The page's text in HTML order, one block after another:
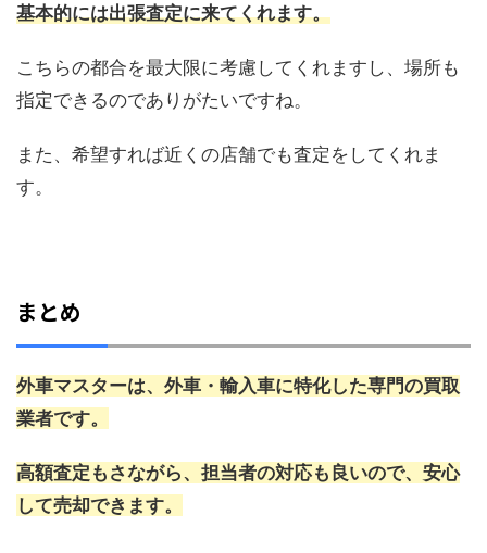
基本的には出張査定に来てくれます。
こちらの都合を最大限に考慮してくれますし、場所も
指定できるのでありがたいですね。
また、希望すれば近くの店舗でも査定をしてくれま
す。
まとめ
外車マスターは、外車・輸入車に特化した専門の買取
業者です。
高額査定もさながら、担当者の対応も良いので、安心
して売却できます。